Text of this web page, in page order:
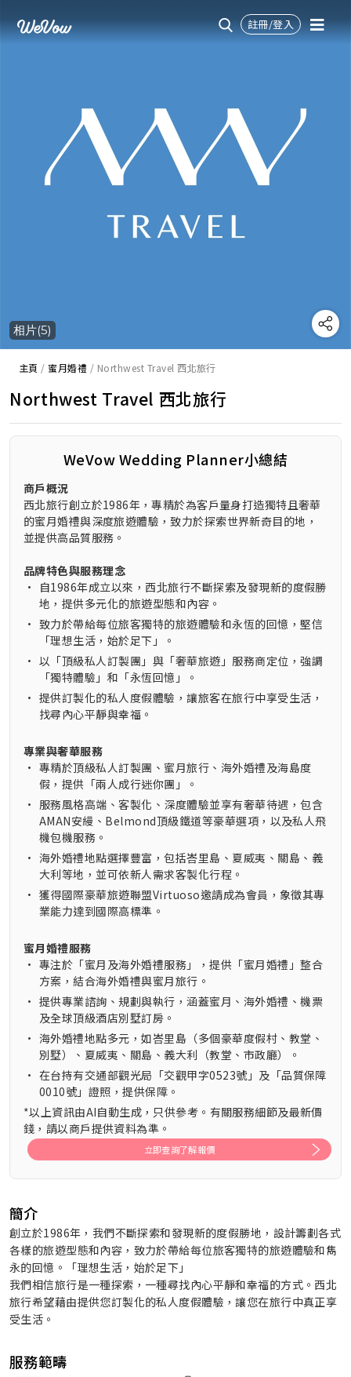
註冊/登入
相片(5)
主頁 / 蜜月婚禮 / Northwest Travel 西北旅行
Northwest Travel 西北旅行
WeVow Wedding Planner小總結
商戶概況
西北旅行創立於1986年，專精於為客戶量身打造獨特且奢華
的蜜月婚禮與深度旅遊體驗，致力於探索世界新奇目的地，
並提供高品質服務。
品牌特色與服務理念
•
自1986年成立以來，西北旅行不斷探索及發現新的度假勝
地，提供多元化的旅遊型態和內容。
• 致力於帶給每位旅客獨特的旅遊體驗和永恆的回憶，堅信
「理想生活，始於足下」。
• 以「頂級私人訂製團」與「奢華旅遊」服務商定位，強調
「獨特體驗」和「永恆回憶」。
• 提供訂製化的私人度假體驗，讓旅客在旅行中享受生活，
找尋內心平靜與幸福。
專業與奢華服務
• 專精於頂級私人訂製團、蜜月旅行、海外婚禮及海島度
假，提供「兩人成行迷你團」。
• 服務風格高端、客製化、深度體驗並享有奢華待遇，包含
AMAN安縵、Belmond頂級鐵道等豪華選項，以及私人飛
機包機服務。
• 海外婚禮地點選擇豐富，包括峇里島、夏威夷、關島、義
大利等地，並可依新人需求客製化行程。
• 獲得國際豪華旅遊聯盟Virtuoso邀請成為會員，象徵其專
業能力達到國際高標準。
蜜月婚禮服務
• 專注於「蜜月及海外婚禮服務」，提供「蜜月婚禮」整合
方案，結合海外婚禮與蜜月旅行。
• 提供專業諮詢、規劃與執行，涵蓋蜜月、海外婚禮、機票
及全球頂級酒店別墅訂房。
• 海外婚禮地點多元，如峇里島（多個豪華度假村、教堂、
別墅）、夏威夷、關島、義大利（教堂、市政廳）。
• 在台持有交通部觀光局「交觀甲字0523號」及「品質保障
0010號」證照，提供保障。
*以上資訊由AI自動生成，只供參考。有關服務細節及最新價
錢，請以商戶提供資料為準。
立即查詢了解報價
簡介
創立於1986年，我們不斷探索和發現新的度假勝地，設計籌劃各式
各樣的旅遊型態和內容，致力於帶給每位旅客獨特的旅遊體驗和雋
永的回憶。「理想生活，始於足下」
我們相信旅行是一種探索，一種尋找內心平靜和幸福的方式。西北
旅行希望藉由提供您訂製化的私人度假體驗，讓您在旅行中真正享
受生活。
服務範疇